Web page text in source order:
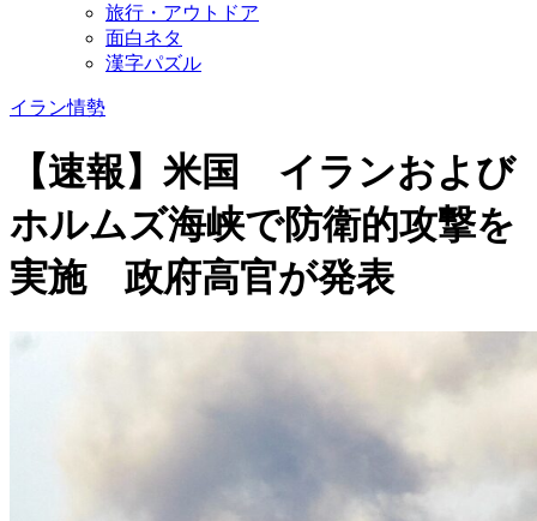
旅行・アウトドア
面白ネタ
漢字パズル
イラン情勢
【速報】米国 イランおよび
ホルムズ海峡で防衛的攻撃を
実施 政府高官が発表